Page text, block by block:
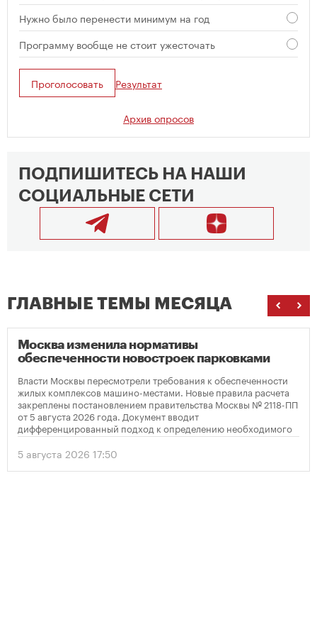
Нужно было перенести минимум на год
Программу вообще не стоит ужесточать
Проголосовать Результат
Архив опросов
ПОДПИШИТЕСЬ НА НАШИ
СОЦИАЛЬНЫЕ СЕТИ
ГЛАВНЫЕ ТЕМЫ МЕСЯЦА
Москва изменила нормативы
обеспеченности новостроек парковками
Власти Москвы пересмотрели требования к обеспеченности
жилых комплексов машино-местами. Новые правила расчета
закреплены постановлением правительства Москвы № 2118-ПП
от 5 августа 2026 года. Документ вводит
дифференцированный подход к определению необходимого
количества парковок в зависимости от площади квартир и
устанавливает переходный период для уже согласованных
проектов.
5 августа 2026 17:50